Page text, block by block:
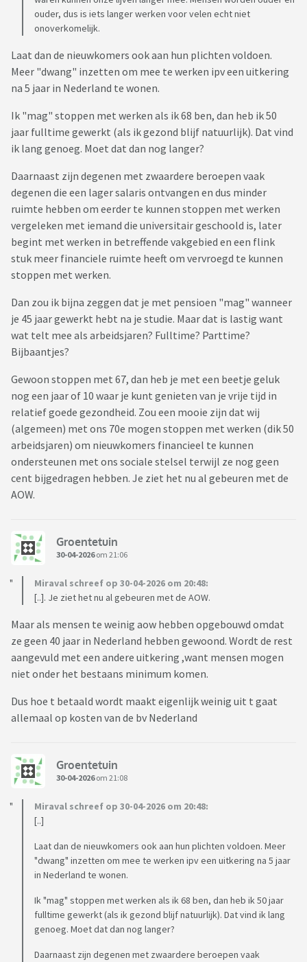
ouder, dus is iets langer werken voor velen echt niet
onoverkomelijk.
Laat dan de nieuwkomers ook aan hun plichten voldoen.
Meer "dwang" inzetten om mee te werken ipv een uitkering
na 5 jaar in Nederland te wonen.
Ik "mag" stoppen met werken als ik 68 ben, dan heb ik 50
jaar fulltime gewerkt (als ik gezond blijf natuurlijk). Dat vind
ik lang genoeg. Moet dat dan nog langer?
Daarnaast zijn degenen met zwaardere beroepen vaak
degenen die een lager salaris ontvangen en dus minder
ruimte hebben om eerder te kunnen stoppen met werken
vergeleken met iemand die universitair geschoold is, later
begint met werken in betreffende vakgebied en een flink
stuk meer financiele ruimte heeft om vervroegd te kunnen
stoppen met werken.
Dan zou ik bijna zeggen dat je met pensioen "mag" wanneer
je 45 jaar gewerkt hebt na je studie. Maar dat is lastig want
wat telt mee als arbeidsjaren? Fulltime? Parttime?
Bijbaantjes?
Gewoon stoppen met 67, dan heb je met een beetje geluk
nog een jaar of 10 waar je kunt genieten van je vrije tijd in
relatief goede gezondheid. Zou een mooie zijn dat wij
(algemeen) met ons 70e mogen stoppen met werken (dik 50
arbeidsjaren) om nieuwkomers financieel te kunnen
ondersteunen met ons sociale stelsel terwijl ze nog geen
cent bijgedragen hebben. Je ziet het nu al gebeuren met de
AOW.
Groentetuin
30-04-2026om 21:06
Miraval schreef op 30-04-2026 om 20:48:
[..]. Je ziet het nu al gebeuren met de AOW.
Maar als mensen te weinig aow hebben opgebouwd omdat
ze geen 40 jaar in Nederland hebben gewoond. Wordt de rest
aangevuld met een andere uitkering ,want mensen mogen
niet onder het bestaans minimum komen.
Dus hoe t betaald wordt maakt eigenlijk weinig uit t gaat
allemaal op kosten van de bv Nederland
Groentetuin
30-04-2026om 21:08
Miraval schreef op 30-04-2026 om 20:48:
[..]
Laat dan de nieuwkomers ook aan hun plichten voldoen. Meer
"dwang" inzetten om mee te werken ipv een uitkering na 5 jaar
in Nederland te wonen.
Ik "mag" stoppen met werken als ik 68 ben, dan heb ik 50 jaar
fulltime gewerkt (als ik gezond blijf natuurlijk). Dat vind ik lang
genoeg. Moet dat dan nog langer?
Daarnaast zijn degenen met zwaardere beroepen vaak